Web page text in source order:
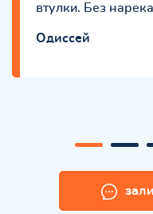
втулки. Без
Одиссей